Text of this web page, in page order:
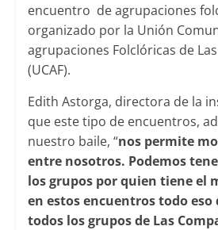
encuentro de agrupaciones
organizado por la Unión
agrupaciones Folclóricas de
(UCAF).
Edith Astorga, directora de la
que este tipo de encuentros,
nuestro baile, “nos permite
entre nosotros. Podemos
los grupos por quien tiene el
en estos encuentros todo
todos los grupos de Las